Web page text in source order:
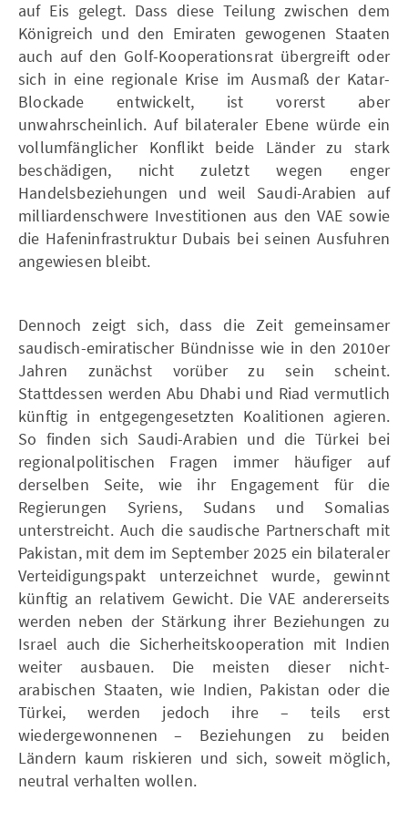
auf Eis gelegt. Dass diese Teilung zwischen dem
Königreich und den Emiraten gewogenen Staaten
auch auf den Golf-Kooperationsrat übergreift oder
sich in eine regionale Krise im Ausmaß der Katar-
Blockade entwickelt, ist vorerst aber
unwahrscheinlich. Auf bilateraler Ebene würde ein
vollumfänglicher Konflikt beide Länder zu stark
beschädigen, nicht zuletzt wegen enger
Handelsbeziehungen und weil Saudi-Arabien auf
milliardenschwere Investitionen aus den VAE sowie
die Hafeninfrastruktur Dubais bei seinen Ausfuhren
angewiesen bleibt.
Dennoch zeigt sich, dass die Zeit gemeinsamer
saudisch-emiratischer Bündnisse wie in den 2010er
Jahren zunächst vorüber zu sein scheint.
Stattdessen werden Abu Dhabi und Riad vermutlich
künftig in entgegengesetzten Koalitionen agieren.
So finden sich Saudi-Arabien und die Türkei bei
regionalpolitischen Fragen immer häufiger auf
derselben Seite, wie ihr Engagement für die
Regierungen Syriens, Sudans und Somalias
unterstreicht. Auch die saudische Partnerschaft mit
Pakistan, mit dem im September 2025 ein bilateraler
Verteidigungspakt unterzeichnet wurde, gewinnt
künftig an relativem Gewicht. Die VAE andererseits
werden neben der Stärkung ihrer Beziehungen zu
Israel auch die Sicherheitskooperation mit Indien
weiter ausbauen. Die meisten dieser nicht-
arabischen Staaten, wie Indien, Pakistan oder die
Türkei, werden jedoch ihre – teils erst
wiedergewonnenen – Beziehungen zu beiden
Ländern kaum riskieren und sich, soweit möglich,
neutral verhalten wollen.